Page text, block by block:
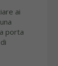
ai
porta